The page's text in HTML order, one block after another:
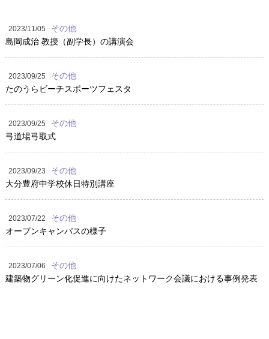
2023/11/05
その他
島岡成治 教授（副学長）の講演会
2023/09/25
その他
たのうらビーチスポーツフェスタ
2023/09/25
その他
弓道場弓取式
2023/09/23
その他
大分豊府中学校休日特別講座
2023/07/22
その他
オープンキャンパスの様子
2023/07/06
その他
建築物グリーン化促進に向けたネットワーク会議における事例発表